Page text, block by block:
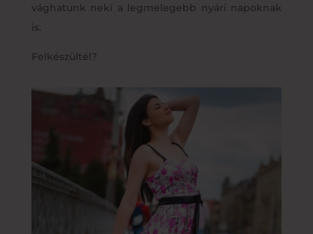
vághatunk neki a legmelegebb nyári napoknak
is.
Felkészültél?